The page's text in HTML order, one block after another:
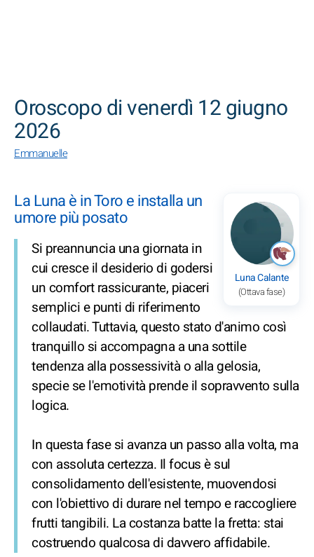
Oroscopo di venerdì 12 giugno
2026
Emmanuelle
Luna Calante
(Ottava fase)
La Luna è in Toro e installa un
umore più posato
Si preannuncia una giornata in
cui cresce il desiderio di godersi
un comfort rassicurante, piaceri
semplici e punti di riferimento
collaudati. Tuttavia, questo stato d'animo così
tranquillo si accompagna a una sottile
tendenza alla possessività o alla gelosia,
specie se l'emotività prende il sopravvento sulla
logica.
In questa fase si avanza un passo alla volta, ma
con assoluta certezza. Il focus è sul
consolidamento dell'esistente, muovendosi
con l'obiettivo di durare nel tempo e raccogliere
frutti tangibili. La costanza batte la fretta: stai
costruendo qualcosa di davvero affidabile.